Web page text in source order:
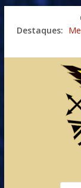
Destaques: